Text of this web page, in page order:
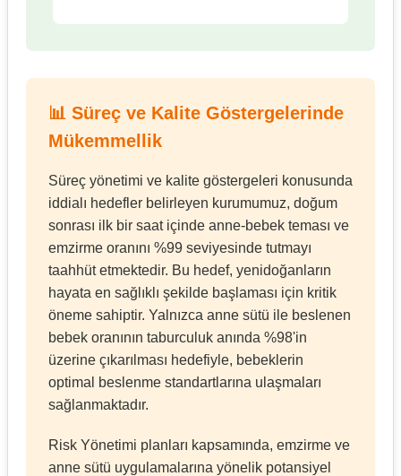
📊 Süreç ve Kalite Göstergelerinde
Mükemmellik
Süreç yönetimi ve kalite göstergeleri konusunda
iddialı hedefler belirleyen kurumumuz, doğum
sonrası ilk bir saat içinde anne-bebek teması ve
emzirme oranını %99 seviyesinde tutmayı
taahhüt etmektedir. Bu hedef, yenidoğanların
hayata en sağlıklı şekilde başlaması için kritik
öneme sahiptir. Yalnızca anne sütü ile beslenen
bebek oranının taburculuk anında %98'in
üzerine çıkarılması hedefiyle, bebeklerin
optimal beslenme standartlarına ulaşmaları
sağlanmaktadır.
Risk Yönetimi planları kapsamında, emzirme ve
anne sütü uygulamalarına yönelik potansiyel